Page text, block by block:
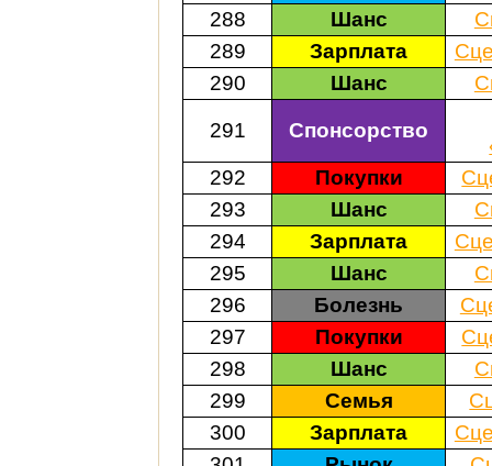
288
Шанс
289
Зарплата
290
Шанс
291 Спонсорство
292
Покупки
293
Шанс
294
Зарплата
295
Шанс
296
Болезнь
297
Покупки
298
Шанс
299
Семья
300
Зарплата